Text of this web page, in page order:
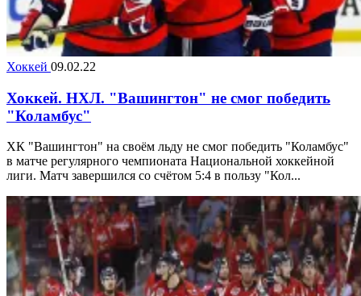
Хоккей 09.02.22
Хоккей. НХЛ. "Вашингтон" не смог победить
"Коламбус"
ХК "Вашингтон" на своём льду не смог победить "Коламбус"
в матче регулярного чемпионата Национальной хоккейной
лиги. Матч завершился со счётом 5:4 в пользу "Кол...